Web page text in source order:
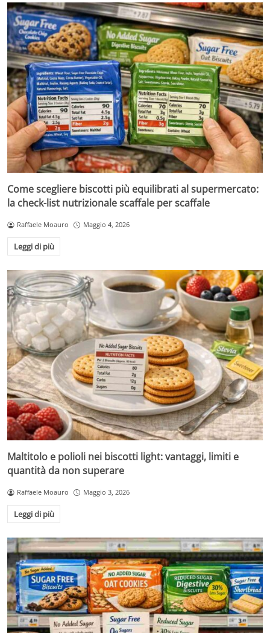
Come scegliere biscotti più equilibrati al supermercato:
la check-list nutrizionale scaffale per scaffale
Raffaele Moauro Maggio 4, 2026
Leggi di più
Maltitolo e polioli nei biscotti light: vantaggi, limiti e
quantità da non superare
Raffaele Moauro Maggio 3, 2026
Leggi di più